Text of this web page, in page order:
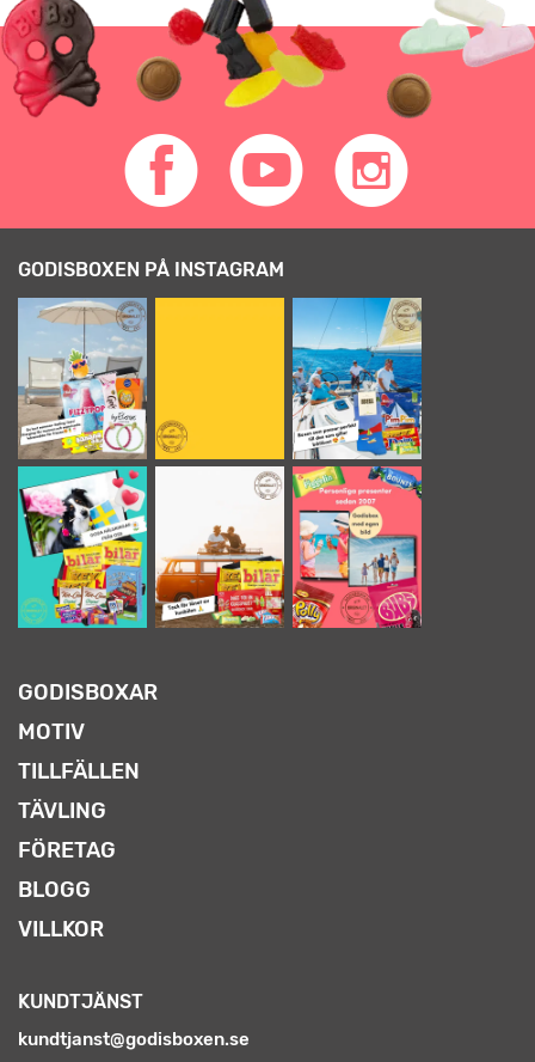
GODISBOXEN PÅ INSTAGRAM
GODISBOXAR
MOTIV
TILLFÄLLEN
TÄVLING
FÖRETAG
BLOGG
VILLKOR
KUNDTJÄNST
kundtjanst@godisboxen.se